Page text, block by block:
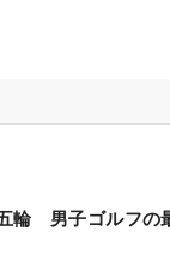
たのは、優勝
、一時は2位に4
、後半11番か
輪 男子ゴルフの